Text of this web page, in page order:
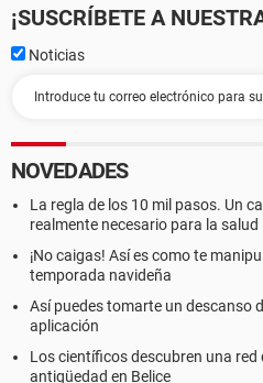
¡SUSCRÍBETE A
Noticias
NOVEDADES
La regla de los 10 mil pasos. Un
realmente necesario para la salud
¡No caigas! Así es como te
temporada navideña
Así puedes tomarte un descanso
aplicación
Los científicos descubren una red
antigüedad en Belice